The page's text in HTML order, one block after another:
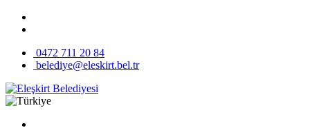
0472 711 20 84
belediye@eleskirt.bel.tr